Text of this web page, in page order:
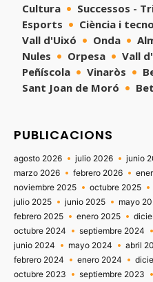
Cultura
Successos -
Esports
Ciència i
Vall d'Uixó
Onda
Nules
Orpesa Vall
Peñíscola
Vinaròs
Sant Joan de Moró
PUBLICACIONS
agosto 2026 julio 2026 junio
marzo 2026
febrero 2026
noviembre 2025
octubre 2025
julio 2025
junio 2025 mayo
febrero 2025
enero 2025
octubre 2024
septiembre 2024
junio 2024
mayo 2024 abril
febrero 2024
enero 2024
octubre 2023
septiembre 2023